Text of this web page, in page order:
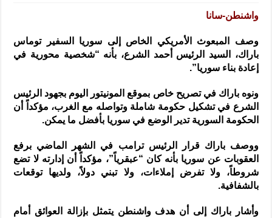
واشنطن-سانا
وصف المبعوث الأمريكي الخاص إلى سوريا السفير توماس
باراك، السيد الرئيس أحمد الشرع، بأنه “شخصية محورية في
إعادة بناء سوريا”.
ونوه باراك في تصريح خاص بموقع المونيتور اليوم بجهود الرئيس
الشرع في تشكيل حكومة شاملة وتواصله مع الغرب، مؤكداً أن
الحكومة السورية تدير الوضع في سوريا بأفضل ما يمكن.
ووصف باراك قرار الرئيس ترامب في الشهر الماضي برفع
العقوبات عن سوريا بأنه كان “عبقرياً”، مؤكداً أن إدارته لا تضع
شروطاً، ولا تفرض إملاءات، ولا تبني دولاً، ولديها توقعات
بالشفافية.
وأشار باراك إلى أن هدف واشنطن يتمثل بإزالة العوائق أمام